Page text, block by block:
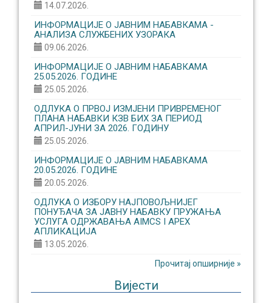
14.07.2026.
ИНФОРМАЦИЈЕ О ЈАВНИМ НАБАВКАМА -
АНАЛИЗА СЛУЖБЕНИХ УЗОРАКА
09.06.2026.
ИНФОРМАЦИЈЕ О ЈАВНИМ НАБАВКАМА
25.05.2026. ГОДИНЕ
25.05.2026.
ОДЛУКА О ПРВОЈ ИЗМЈЕНИ ПРИВРЕМЕНОГ
ПЛАНА НАБАВКИ КЗВ БИХ ЗА ПЕРИОД
АПРИЛ-ЈУНИ ЗА 2026. ГОДИНУ
25.05.2026.
ИНФОРМАЦИЈЕ О ЈАВНИМ НАБАВКАМА
20.05.2026. ГОДИНЕ
20.05.2026.
ОДЛУКА О ИЗБОРУ НАЈПОВОЉНИЈЕГ
ПОНУЂАЧА ЗА ЈАВНУ НАБАВКУ ПРУЖАЊА
УСЛУГА ОДРЖАВАЊА AIMCS I APEX
АПЛИКАЦИЈА
13.05.2026.
Прочитај опширније »
Вијести